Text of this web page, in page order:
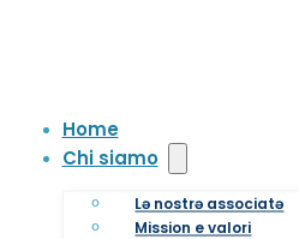
Home
Chi siamo
Lə nostrə associatə
Mission e valori